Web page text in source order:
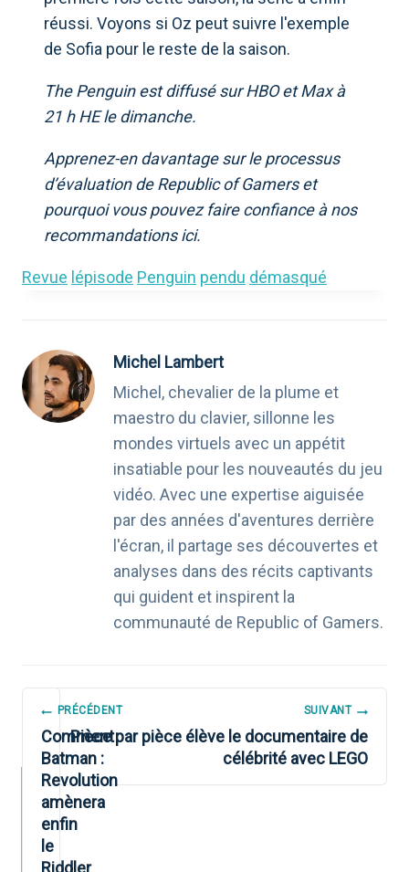
réussi. Voyons si Oz peut suivre l'exemple
de Sofia pour le reste de la saison.
The Penguin est diffusé sur HBO et Max à
21 h HE le dimanche.
Apprenez-en davantage sur le processus
d’évaluation de Republic of Gamers et
pourquoi vous pouvez faire confiance à nos
recommandations ici.
Revue lépisode Penguin pendu démasqué
Michel Lambert
Michel, chevalier de la plume et
maestro du clavier, sillonne les
mondes virtuels avec un appétit
insatiable pour les nouveautés du jeu
vidéo. Avec une expertise aiguisée
par des années d'aventures derrière
l'écran, il partage ses découvertes et
analyses dans des récits captivants
qui guident et inspirent la
communauté de Republic of Gamers.
NAVIGATION
DE
L’ARTICLE
PRÉCÉDENT
Comment
Batman :
Revolution
amènera
enfin
le
Riddler
SUIVANT
Pièce par pièce élève le documentaire de
célébrité avec LEGO